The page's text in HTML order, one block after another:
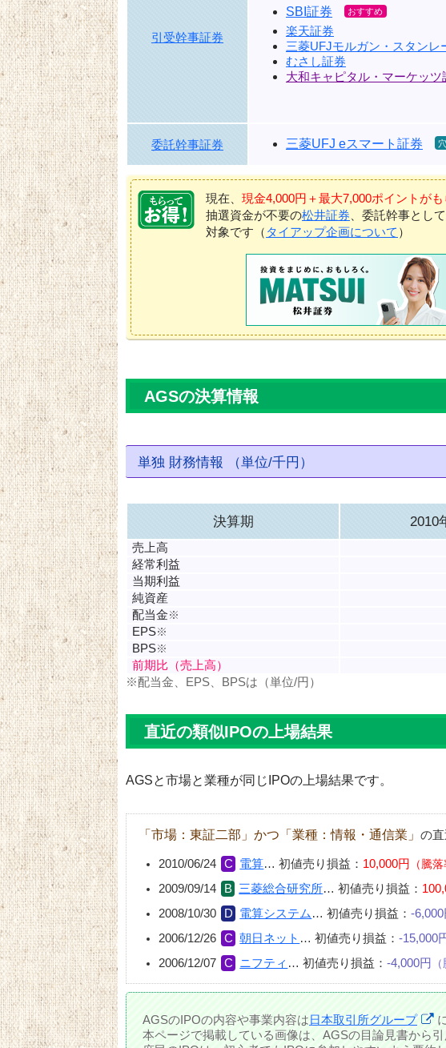
引受幹事証券
SBI証券
楽天証券
三菱UFJモルガン・スタンレ
むさし証券
大和キャピタル・マーケッツ
委託幹事証券 三菱UFJ eスマート証券
現在、 現金4,000円＋最大7,000ポイントが
抽選資金が不要の松井証券 、委託幹事とし
対象です（ タイアップ企画について ）
AGSの決算情報
単独 財務情報 （単位/千円）
決算期 2010
売上高
経常利益
当期利益
純資産
配当金※
EPS※
BPS※
前期比（売上高）
※配当金、EPS、BPSは（単位/円）
直近の類似IPOの上場結果
AGSと市場と業種が同じIPOの上場結果です。
「市場：東証二部」かつ「業種：情報・通信業」 の直
2010/06/24 電算…初値売り損益： 10,000円 騰
2009/09/14 三菱総合研究所…初値売り損益：
2008/10/30 電算システム …初値売り損益：-6,000
2006/12/26 朝日ネット …初値売り損益：-15,000
2006/12/07 ニフティ …初値売り損益：-4,000円
AGSのIPOの内容や事業内容は日本取引所グループ
本ページで掲載している画像は、AGSの目論見書から引